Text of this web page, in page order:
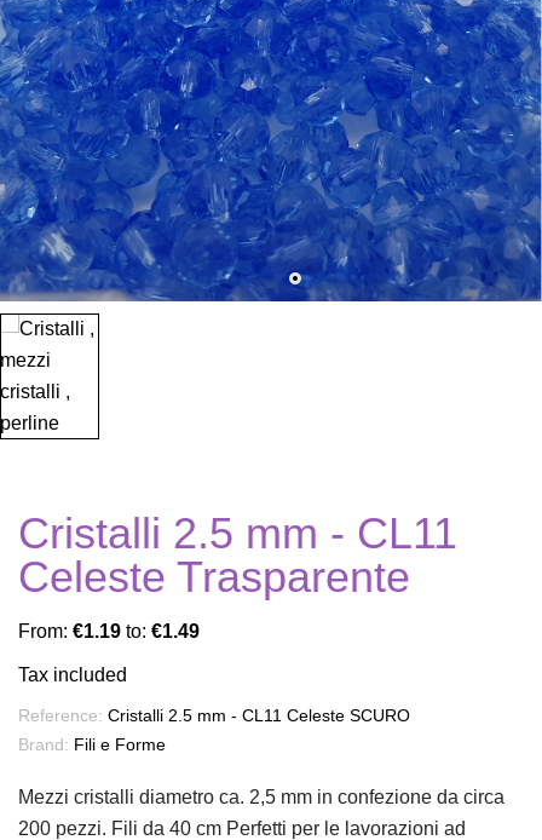
Cristalli 2.5 mm - CL11
Celeste Trasparente
From: €1.19 to: €1.49
Tax included
Reference: Cristalli 2.5 mm - CL11 Celeste SCURO
Brand: Fili e Forme
Mezzi cristalli diametro ca. 2,5 mm in confezione da circa
200 pezzi. Fili da 40 cm Perfetti per le lavorazioni ad